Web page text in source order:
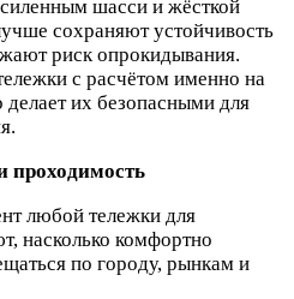
шасси и жёсткой
сохраняют устойчивость
риск опрокидывания.
с расчётом именно на
делает их безопасными для
проходимость
любой тележки для
насколько комфортно
по городу, рынкам и